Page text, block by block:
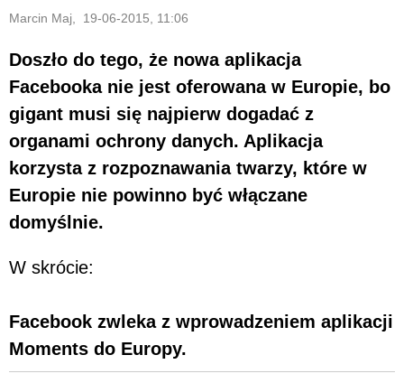
Marcin Maj, 19-06-2015, 11:06
Doszło do tego, że nowa aplikacja
Facebooka nie jest oferowana w Europie, bo
gigant musi się najpierw dogadać z
organami ochrony danych. Aplikacja
korzysta z rozpoznawania twarzy, które w
Europie nie powinno być włączane
domyślnie.
W skrócie:
Facebook zwleka z wprowadzeniem aplikacji
Moments do Europy.